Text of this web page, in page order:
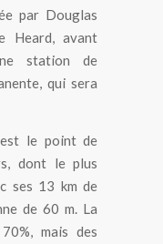
par Douglas
Heard, avant
station de
qui sera
le point de
dont le plus
ses 13 km de
de 60 m. La
mais des